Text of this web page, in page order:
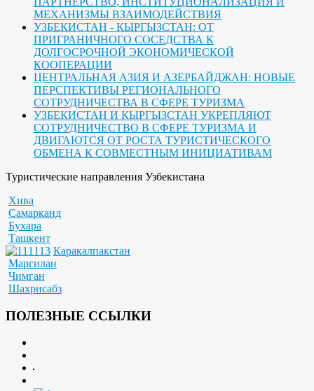
МЕХАНИЗМЫ ВЗАИМОДЕЙСТВИЯ
УЗБЕКИСТАН - КЫРГЫЗСТАН: ОТ
ПРИГРАНИЧНОГО СОСЕДСТВА К
ДОЛГОСРОЧНОЙ ЭКОНОМИЧЕСКОЙ
КООПЕРАЦИИ
ЦЕНТРАЛЬНАЯ АЗИЯ И АЗЕРБАЙДЖАН: НОВЫЕ
ПЕРСПЕКТИВЫ РЕГИОНАЛЬНОГО
СОТРУДНИЧЕСТВА В СФЕРЕ ТУРИЗМА
УЗБЕКИСТАН И КЫРГЫЗСТАН УКРЕПЛЯЮТ
СОТРУДНИЧЕСТВО В СФЕРЕ ТУРИЗМА И
ДВИГАЮТСЯ ОТ РОСТА ТУРИСТИЧЕСКОГО
ОБМЕНА К СОВМЕСТНЫМ ИНИЦИАТИВАМ
Туристические направления Узбекистана
Хива
Самарканд
Бухара
Ташкент
Каракалпакстан
Маргилан
Чимган
Шахрисабз
ПОЛЕЗНЫЕ ССЫЛКИ